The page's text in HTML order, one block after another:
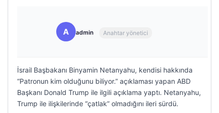
A admin Anahtar yönetici
İsrail Başbakanı Binyamin Netanyahu, kendisi hakkında
“Patronun kim olduğunu biliyor.” açıklaması yapan ABD
Başkanı Donald Trump ile ilgili açıklama yaptı. Netanyahu,
Trump ile ilişkilerinde “çatlak” olmadığını ileri sürdü.